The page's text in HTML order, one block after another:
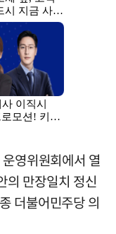
영위원회에서 열
의 만장일치 정신
더불어민주당 의